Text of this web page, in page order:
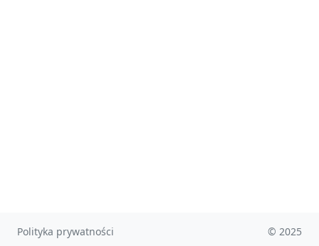
Polityka prywatności © 2025